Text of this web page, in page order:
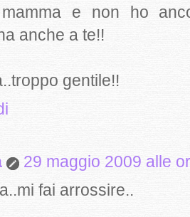
e non ho
anche a te!!
gentile!!
29 maggio 2009 alle
fai arrossire..